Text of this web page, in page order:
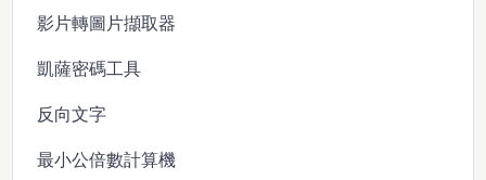
影片轉圖片擷取器
凱薩密碼工具
反向文字
最小公倍數計算機